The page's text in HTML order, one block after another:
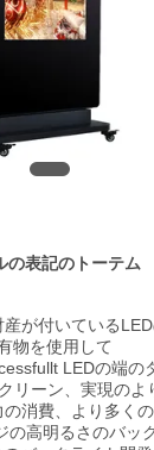
の表記のトーテム
が付いている
物を使用して
LEDの端の
リーン、実現のよ
消費、より多く
の高明るさのバッ